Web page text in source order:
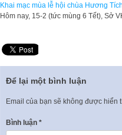
Khai mạc mùa lễ hội chùa Hương
​Hôm nay, 15-2 (tức mùng 6 Tết), Sở
Để lại một bình luận
Email của bạn sẽ không được hiển
Bình luận *